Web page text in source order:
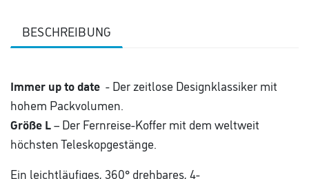
BESCHREIBUNG
Immer up to date - Der zeitlose Designklassiker mit
hohem Packvolumen.
Größe L– Der Fernreise-Koffer mit dem weltweit
höchsten Teleskopgestänge.
Ein leichtläufiges, 360° drehbares, 4-